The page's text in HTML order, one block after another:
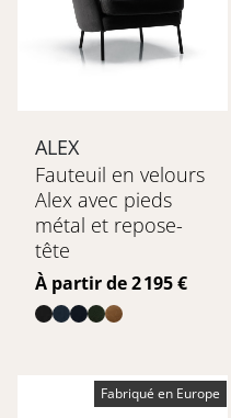
ALEX
Fauteuil en velours
Alex avec pieds
métal et repose-
tête
Prix
À partir de 2 195 €
Fabriqué en Europe